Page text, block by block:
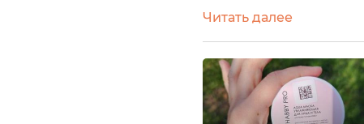
ярко-голубой. Маска -
Читать далее